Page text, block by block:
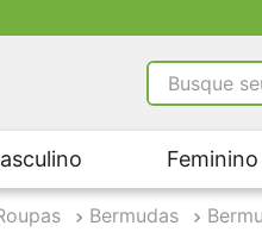
Busque
Feminino
Bermudas
TERMOS MAIS
tênis masculino
2º
tenis feminino